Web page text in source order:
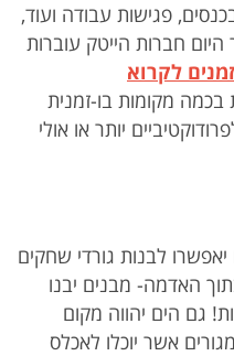
פגישות עבודה ועוד,
חברות הייטק עוברות
לקרוא
מקומות בו-זמנית
יותר או אולי
יאפשרו לבנות גורדי שחקים
האדמה- מבנים יבנו
של עד כ-25 קומות! גם הים יהווה מקום
אשר יוכלו לאכלס